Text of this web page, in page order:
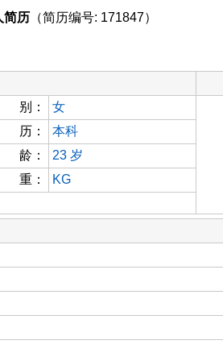
简历（简历编号: 171847）
别：
女
历：
本科
龄： 23 岁
重： KG